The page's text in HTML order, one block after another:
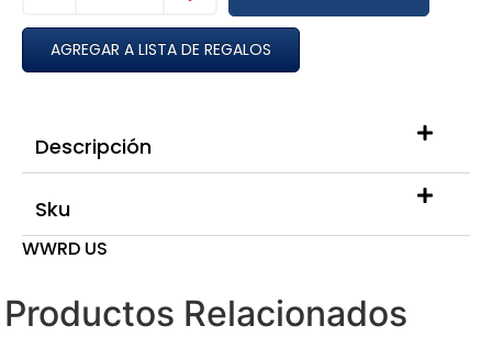
AGREGAR A LISTA DE REGALOS
Descripción
Sku
WWRD US
Productos Relacionados